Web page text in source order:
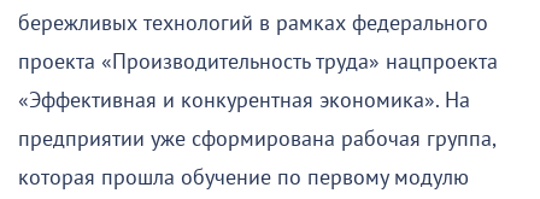
бережливых технологий в рамках федерального
проекта «Производительность труда» нацпроекта
«Эффективная и конкурентная экономика». На
предприятии уже сформирована рабочая группа,
которая прошла обучение по первому модулю